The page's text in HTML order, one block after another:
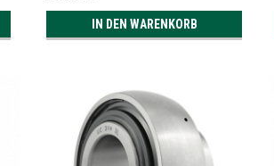
IN DEN WARENKORB